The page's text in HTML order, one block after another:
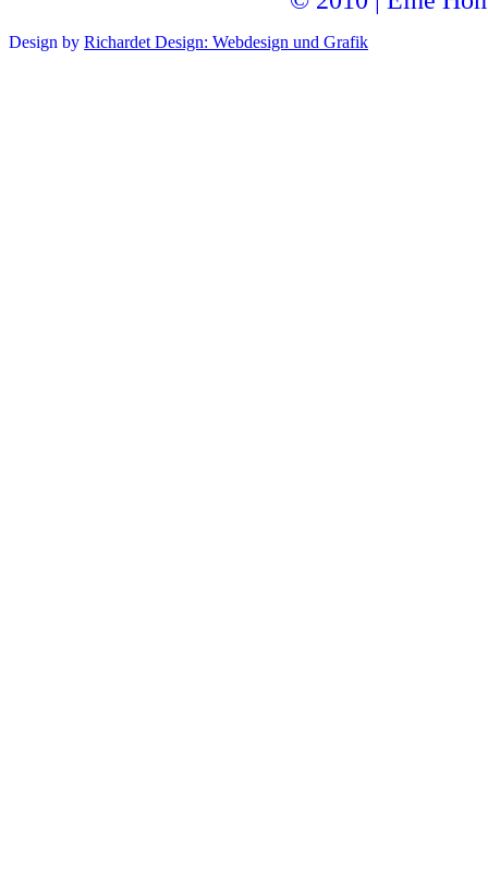
Design by Richardet Design: Webdesign und Grafik